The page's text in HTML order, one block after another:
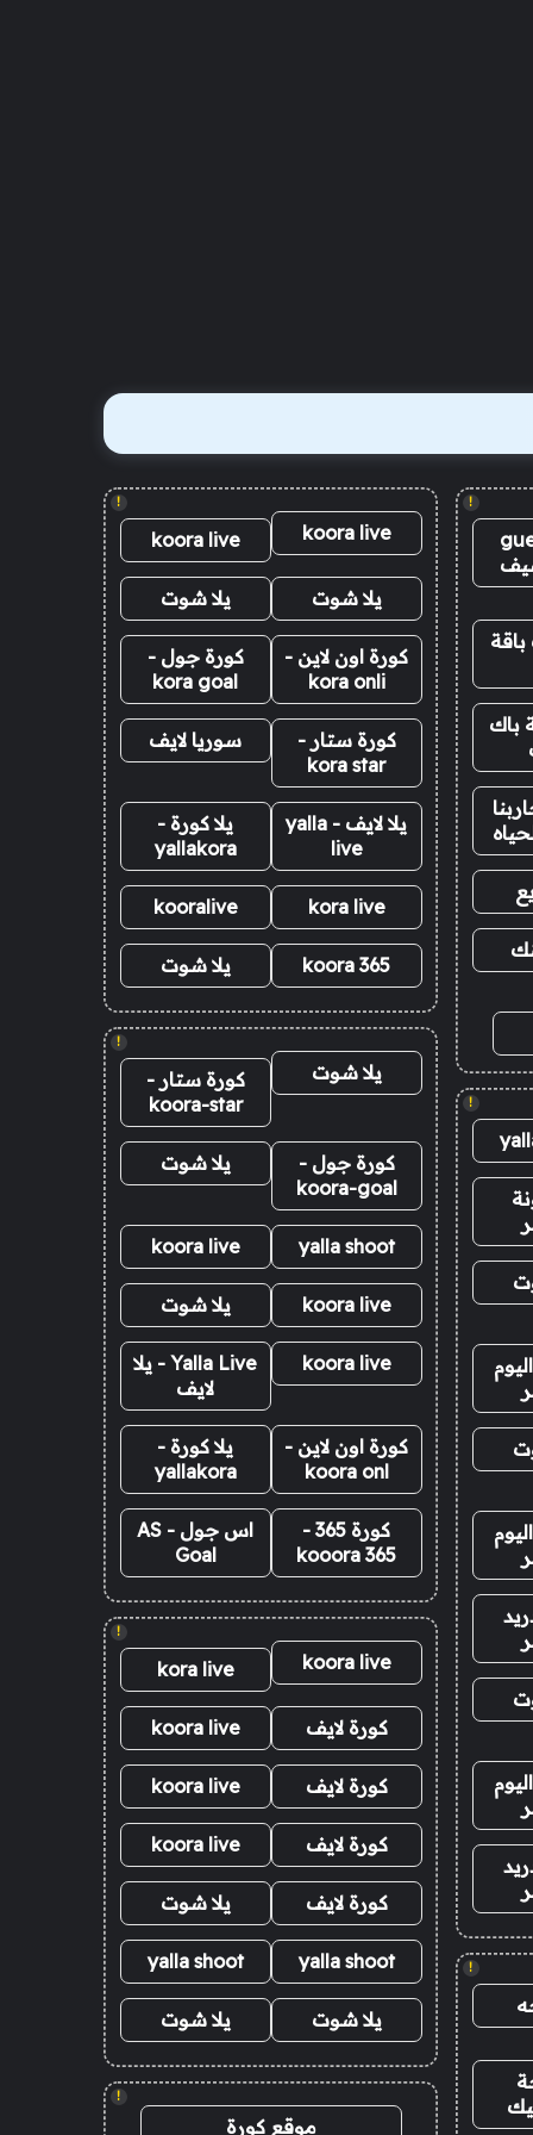
!
باك
!
!
!
koora live
koora live
يلا شوت يلا شوت
كورة اون لاين -
kora onli
كورة جول -
kora goal
كورة ستار -
kora star
سوريا لايف
يلا لايف - yalla
live
يلا كورة -
yallakora
kora live
kooralive
koora 365 يلا شوت
!
يلا شوت
كورة ستار -
koora-star
كورة جول -
koora-goal
يلا شوت
yalla shoot
koora live
koora live يلا شوت
koora live
Yalla Live - يلا
لايف
كورة اون لاين -
koora onl
يلا كورة -
yallakora
كورة 365 -
kooora 365
اس جول - AS
Goal
!
koora live
kora live
كورة لايف koora live
كورة لايف koora live
كورة لايف koora live
كورة لايف يلا شوت
yalla shoot
yalla shoot
يلا شوت يلا شوت
!
موقع كورة